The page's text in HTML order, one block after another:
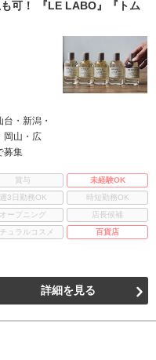
可！ 『LE LABO』『トム
・新潟・
岡山・広
募集
賞与
未経験OK
週3日勤務OK
時短勤務OK
オープニング
店長候補
ュラルコスメ 百貨店
詳細を見る